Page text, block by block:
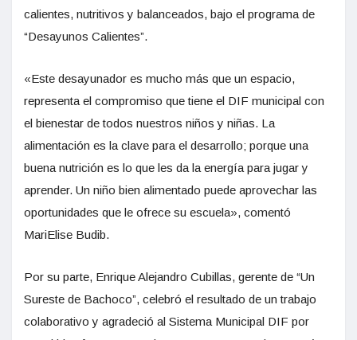
calientes, nutritivos y balanceados, bajo el programa de
“Desayunos Calientes”.
«Este desayunador es mucho más que un espacio,
representa el compromiso que tiene el DIF municipal con
el bienestar de todos nuestros niños y niñas. La
alimentación es la clave para el desarrollo; porque una
buena nutrición es lo que les da la energía para jugar y
aprender. Un niño bien alimentado puede aprovechar las
oportunidades que le ofrece su escuela», comentó
MariElise Budib.
Por su parte, Enrique Alejandro Cubillas, gerente de “Un
Sureste de Bachoco”, celebró el resultado de un trabajo
colaborativo y agradeció al Sistema Municipal DIF por